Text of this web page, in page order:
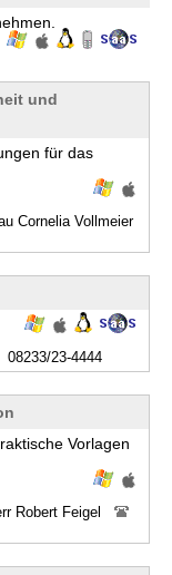
und
für das
Cornelia Vollmeier
08233/23-4444
Vorlagen
Robert Feigel